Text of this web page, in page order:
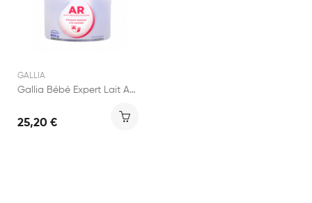
GALLIA
Gallia Bébé Expert Lait AR 1er Age boite 800g
25,20 €